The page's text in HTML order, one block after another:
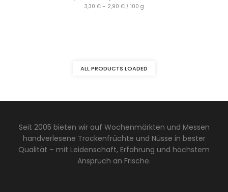
3,30 €– 2,90 €/ 100 g
ALL PRODUCTS LOADED
Seit 2005 bieten wir auf Wochenmärkten und Messen
handverlesene Trockenfrüchte und Nüsse in bester
Qualität – mit Leidenschaft, Erfahrung und höchstem
Anspruch an Frische.